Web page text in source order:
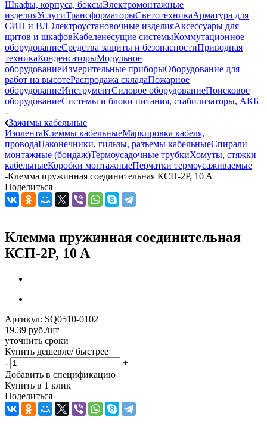
Шкафы, корпуса, боксыЭлектромонтажные
изделияУслугиТрансформаторыСветотехникаАрматура для
СИП и ВЛЭлектроустановочные изделияАксессуары для
щитов и шкафовКабеленесущие системыКоммутационное
оборудованиеСредства защиты и безопасностиПриводная
техникаКонденсаторыМодульное
оборудованиеИзмерительные приборыОборудование для
работ на высотеРаспродажа складаПожарное
оборудованиеИнструментСиловое оборудованиеПоисковое
оборудованиеСистемы и блоки питания, стабилизаторы, АКБ
-
Зажимы кабельные
ИзолентаКлеммы кабельныеМаркировка кабеля,
проводаНаконечники, гильзы, разъемы кабельныеСпирали
монтажные (бондаж)Термоусадочные трубкиХомуты, стяжки
кабельныеКоробки монтажныеПерчатки термоусаживаемые
-Клемма пружинная соединительная КСП-2P, 10 A
Поделиться
Клемма пружинная соединительная
КСП-2P, 10 A
Артикул: SQ0510-0102
19.39 руб./шт
уточнить сроки
Купить дешевле/ быстрее
-
+
Добавить в спецификацию
Купить в 1 клик
Поделиться